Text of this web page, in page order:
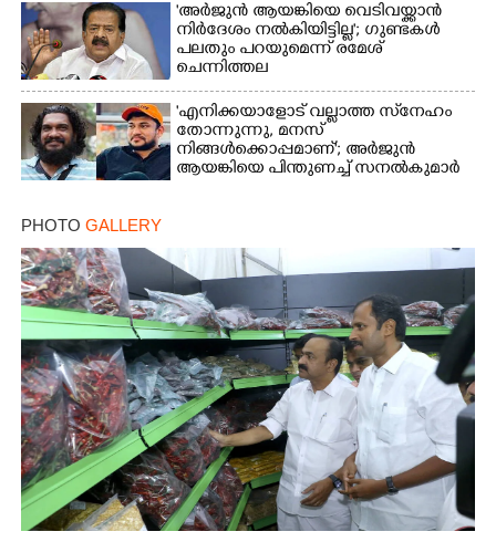
'അർജുൻ ആയങ്കിയെ വെടിവയ്ക്കാൻ
നിർദേശം നൽകിയിട്ടില്ല'; ഗുണ്ടകൾ
പലതും പറയുമെന്ന് രമേശ്
ചെന്നിത്തല
'എനിക്കയാളോട് വല്ലാത്ത സ്‌നേഹം
തോന്നുന്നു, മനസ്
നിങ്ങൾക്കൊപ്പമാണ്'; അർജുൻ
ആയങ്കിയെ പിന്തുണച്ച് സനൽകുമാർ
PHOTO GALLERY